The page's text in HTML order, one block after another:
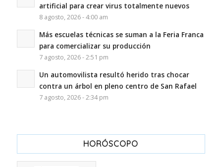
artificial para crear virus totalmente nuevos
8 agosto, 2026 - 4:00 am
Más escuelas técnicas se suman a la Feria Franca
para comercializar su producción
7 agosto, 2026 - 2:51 pm
Un automovilista resultó herido tras chocar
contra un árbol en pleno centro de San Rafael
7 agosto, 2026 - 2:34 pm
HORÓSCOPO